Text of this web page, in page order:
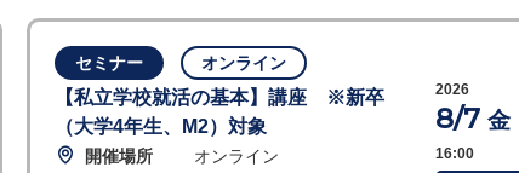
セミナー オンライン
【私立学校就活の基本】講座 ※新卒
（大学4年生、M2）対象
開催場所
オンライン
2026
8/7 金
16:00